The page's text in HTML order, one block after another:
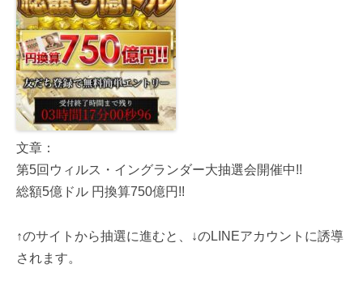
文章：
第5回ウィルス・イングランダー大抽選会開催中!!
総額5億ドル 円換算750億円!!
↑のサイトから抽選に進むと、↓のLINEアカウントに誘導
されます。